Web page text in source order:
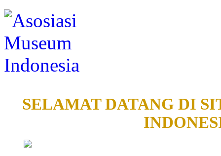
SELAMAT DATANG DI